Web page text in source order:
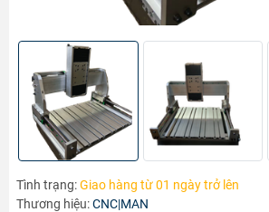
Tình trạng:Giao hàng từ 01 ngày trở lên
Thương hiệu:CNC|MAN